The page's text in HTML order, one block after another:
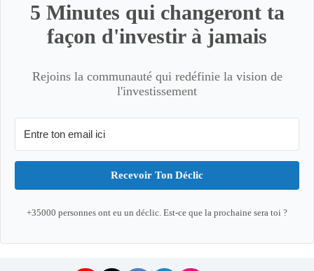
5 Minutes qui changeront ta
façon d'investir à jamais
Rejoins la communauté qui redéfinie la vision de
l'investissement
Recevoir Ton Déclic
+35000 personnes ont eu un déclic. Est-ce que la prochaine sera toi ?